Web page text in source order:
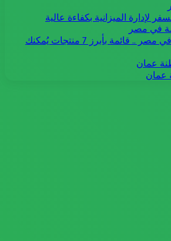
لإدارة الميزانية بكفاءة عالية
الأشياء الرخيصة في مصر .. قائمة بأبرز 7 منتجات يُمكنك
عمان